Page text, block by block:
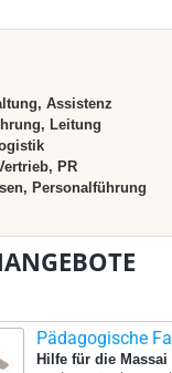
Assistenz
Leitung
PR
Personalführung
Pädagogische
Hilfe für die Massai